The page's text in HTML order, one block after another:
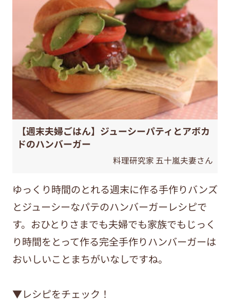
【週末夫婦ごはん】ジューシーパティとアボカ
ドのハンバーガー
料理研究家 五十嵐夫妻さん
ゆっくり時間のとれる週末に作る手作りバンズ
とジューシーなパテのハンバーガーレシピで
す。おひとりさまでも夫婦でも家族でもじっく
り時間をとって作る完全手作りハンバーガーは
おいしいことまちがいなしですね。
▼レシピをチェック！